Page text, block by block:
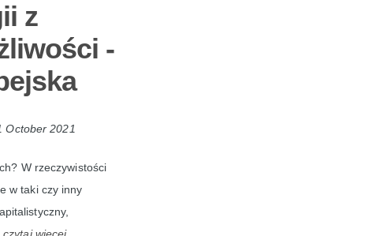
z
-
October 2021
W rzeczywistości
w taki czy inny
czytaj więcej